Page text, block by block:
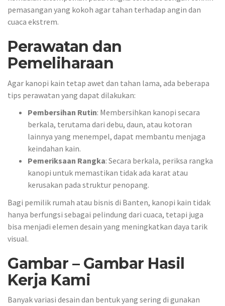
pemasangan yang kokoh agar tahan terhadap angin dan
cuaca ekstrem.
Perawatan dan
Pemeliharaan
Agar kanopi kain tetap awet dan tahan lama, ada beberapa
tips perawatan yang dapat dilakukan:
Pembersihan Rutin: Membersihkan kanopi secara
berkala, terutama dari debu, daun, atau kotoran
lainnya yang menempel, dapat membantu menjaga
keindahan kain.
Pemeriksaan Rangka: Secara berkala, periksa rangka
kanopi untuk memastikan tidak ada karat atau
kerusakan pada struktur penopang.
Bagi pemilik rumah atau bisnis di Banten, kanopi kain tidak
hanya berfungsi sebagai pelindung dari cuaca, tetapi juga
bisa menjadi elemen desain yang meningkatkan daya tarik
visual.
Gambar – Gambar Hasil
Kerja Kami
Banyak variasi desain dan bentuk yang sering di gunakan